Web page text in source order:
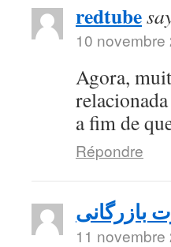
redtube
10
Agora,
a fim de
Répondre
بازرگانی
11